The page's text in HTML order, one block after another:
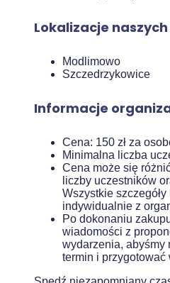
Lokalizacje
Modlimowo
Szczedrzykowice
Informacje
Cena: 150 zł za
Minimalna liczba
Cena może się
liczby uczestników
Wszystkie
indywidualnie z
Po dokonaniu
wiadomości z
wydarzenia, abyśmy
termin i przygotować